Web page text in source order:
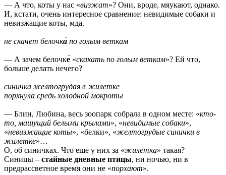
— А что, коты у нас «визжат»? Они, вроде, мяукают, однако.
И, кстати, очень интересное сравнение: невидимые собаки и
невизжащие коты, мда.
не скачет белочка́ по голым веткам
— А зачем белочке́ «скакать по голым веткам»? Ей что,
больше делать нечего?
синичка желтогрудая в жилетке
порхнула средь холодной мокроты
— Блин, Любина, весь зоопарк собрала в одном месте: «кто-
то, машущий белыми крылами», «невидимые собаки»,
«невизжащие коты», «белки», «желтогрудые синички в
жилетке»…
О, об синичках. Что еще у них за «жилетка» такая?
Синицы – стайные дневные птицы, ни ночью, ни в
предрассветное время они не «порхают».